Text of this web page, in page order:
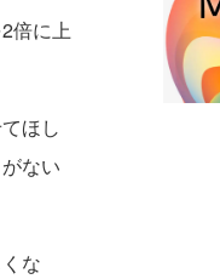
倍に上
ほし
ない
な